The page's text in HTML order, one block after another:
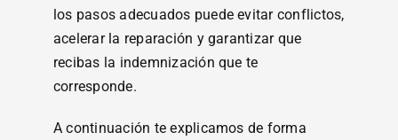
los pasos adecuados puede evitar conflictos,
acelerar la reparación y garantizar que
recibas la indemnización que te
corresponde.
A continuación te explicamos de forma